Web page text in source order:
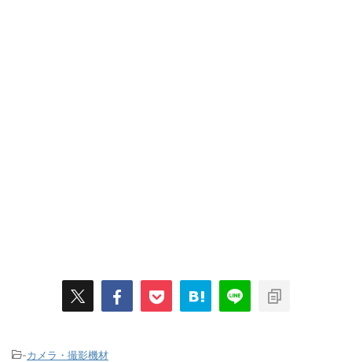
-カメラ・撮影機材